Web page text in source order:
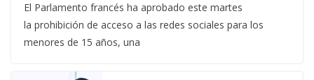
El Parlamento francés ha aprobado este martes
la prohibición de acceso a las redes sociales para los
menores de 15 años, una